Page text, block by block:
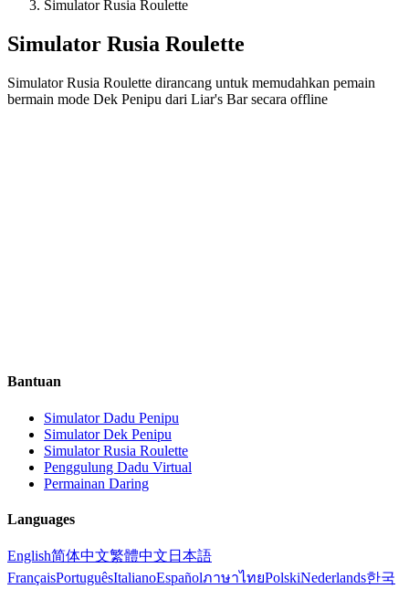
Simulator Rusia Roulette
Simulator Rusia Roulette
Simulator Rusia Roulette dirancang untuk memudahkan pemain
bermain mode Dek Penipu dari Liar's Bar secara offline
Bantuan
Simulator Dadu Penipu
Simulator Dek Penipu
Simulator Rusia Roulette
Penggulung Dadu Virtual
Permainan Daring
Languages
English简体中文繁體中文 日本語
FrançaisPortuguêsItalianoEspañolภาษาไทยPolskiNederlands한국